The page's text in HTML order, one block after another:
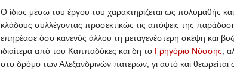
Ο ίδιος μέσω του έργου του χαρακτηρίζεται ως πολυμαθής
κλάδους συλλέγοντας προσεκτικώς τις απόψεις της
επηρέασε όσο κανενός άλλου τη μεταγενέστερη σκέψη και
ιδιαίτερα από του Καππαδόκες και δη το Γρηγόριο Νύσσης ,
στο δρόμο των Αλεξανδρινών πατέρων, γι αυτό και θεωρείται